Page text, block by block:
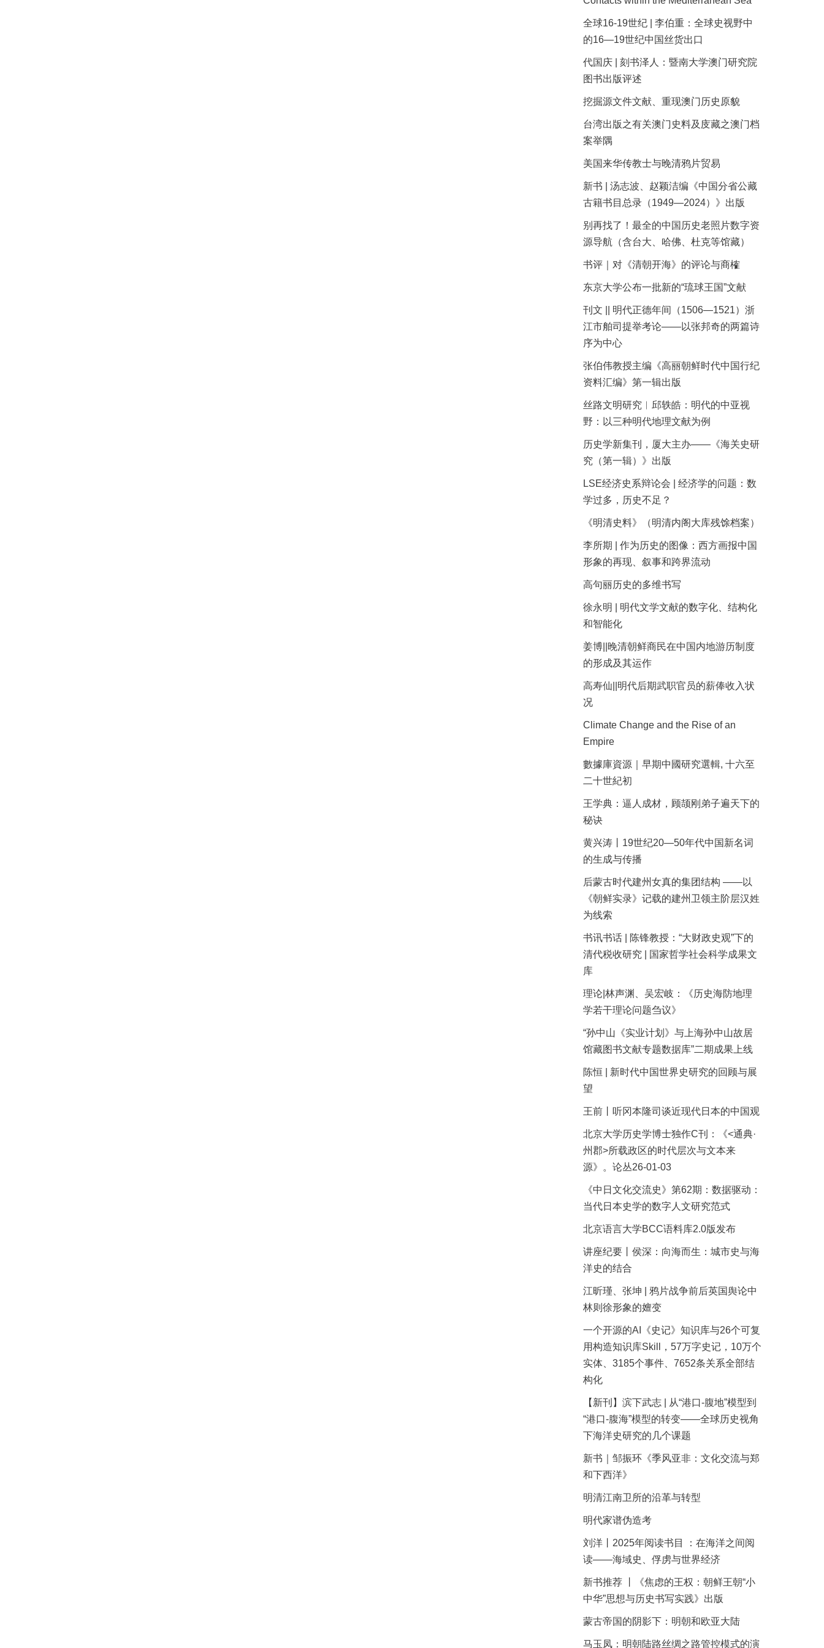
全球16-19世纪 | 李伯重：全球史视野中
的16—19世纪中国丝货出口
代国庆 | 刻书泽人：暨南大学澳门研究院
图书出版评述
挖掘源文件文献、重现澳门历史原貌
台湾出版之有关澳门史料及庋藏之澳门档
案举隅
美国来华传教士与晚清鸦片贸易
新书 | 汤志波、赵颖洁编《中国分省公藏
古籍书目总录（1949—2024）》出版
别再找了！最全的中国历史老照片数字资
源导航（含台大、哈佛、杜克等馆藏）
书评｜对《清朝开海》的评论与商榷
东京大学公布一批新的“琉球王国”文献
刊文 || 明代正德年间（1506—1521）浙
江市舶司提举考论——以张邦奇的两篇诗
序为中心
张伯伟教授主编《高丽朝鲜时代中国行纪
资料汇编》第一辑出版
丝路文明研究︱邱轶皓：明代的中亚视
野：以三种明代地理文献为例
历史学新集刊，厦大主办——《海关史研
究（第一辑）》出版
LSE经济史系辩论会 | 经济学的问题：数
学过多，历史不足？
《明清史料》（明清内阁大库残馀档案）
李所期 | 作为历史的图像：西方画报中国
形象的再现、叙事和跨界流动
高句丽历史的多维书写
徐永明 | 明代文学文献的数字化、结构化
和智能化
姜博||晚清朝鲜商民在中国内地游历制度
的形成及其运作
高寿仙||明代后期武职官员的薪俸收入状
况
Climate Change and the Rise of an
Empire
數據庫資源｜早期中國研究選輯, 十六至
二十世紀初
王学典：逼人成材，顾颉刚弟子遍天下的
秘诀
黄兴涛丨19世纪20—50年代中国新名词
的生成与传播
后蒙古时代建州女真的集团结构 ——以
《朝鲜实录》记载的建州卫领主阶层汉姓
为线索
书讯书话 | 陈锋教授：“大财政史观”下的
清代税收研究 | 国家哲学社会科学成果文
库
理论|林声渊、吴宏岐：《历史海防地理
学若干理论问题刍议》
“孙中山《实业计划》与上海孙中山故居
馆藏图书文献专题数据库”二期成果上线
陈恒 | 新时代中国世界史研究的回顾与展
望
王前丨听冈本隆司谈近现代日本的中国观
北京大学历史学博士独作C刊：《<通典·
州郡>所载政区的时代层次与文本来
源》。论丛26-01-03
《中日文化交流史》第62期：数据驱动：
当代日本史学的数字人文研究范式
北京语言大学BCC语料库2.0版发布
讲座纪要丨侯深：向海而生：城市史与海
洋史的结合
江昕瑾、张坤 | 鸦片战争前后英国舆论中
林则徐形象的嬗变
一个开源的AI《史记》知识库与26个可复
用构造知识库Skill，57万字史记，10万个
实体、3185个事件、7652条关系全部结
构化
【新刊】滨下武志 | 从“港口-腹地”模型到
“港口-腹海”模型的转变——全球历史视角
下海洋史研究的几个课题
新书｜邹振环《季风亚非：文化交流与郑
和下西洋》
明清江南卫所的沿革与转型
明代家谱伪造考
刘洋丨2025年阅读书目 ：在海洋之间阅
读——海域史、俘虏与世界经济
新书推荐 丨《焦虑的王权：朝鲜王朝“小
中华”思想与历史书写实践》出版
蒙古帝国的阴影下：明朝和欧亚大陆
马玉凤：明朝陆路丝绸之路管控模式的演